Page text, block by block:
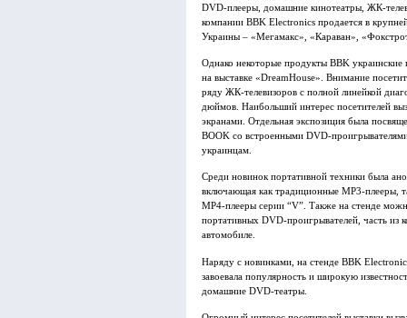
DVD-плееры, домашние кинотеатры, ЖК-
компании BBK Electronics продается в
Украины – «Мегамакс», «Караван»,
Однако некоторые продукты BBK украинские
на выставке «DreamHouse». Внимание
ряду ЖК-телевизоров с полной линейкой
дюймов. Наибольший интерес посетителей
экранами. Отдельная экспозиция была
BOOK со встроенными DVD-
украинцам.
Среди новинок портативной техники была
включающая как традиционные MP3-плееры,
MP4-плееры серии “V”. Также на стенде
портативных DVD-проигрывателей, часть из
автомобиле.
Наряду с новинками, на стенде BBK
завоевала популярность и широкую
домашние DVD-театры.